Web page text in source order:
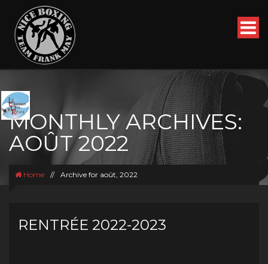
MONTHLY ARCHIVES:
AOÛT 2022
Home // Archive for août, 2022
RENTRÉE 2022-2023